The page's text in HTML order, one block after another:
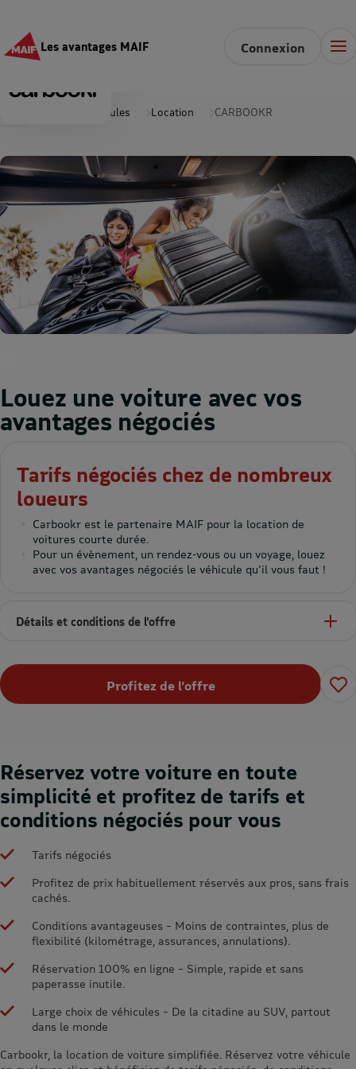
Les avantages MAIF Connexion
Véhicules Location CARBOOKR
Réservez votre voiture en toute
simplicité et profitez de tarifs et
conditions négociés pour vous
Tarifs négociés
Profitez de prix habituellement réservés aux pros, sans frais
cachés.
Conditions avantageuses – Moins de contraintes, plus de
flexibilité (kilométrage, assurances, annulations).
Réservation 100% en ligne – Simple, rapide et sans
paperasse inutile.
Large choix de véhicules – De la citadine au SUV, partout
dans le monde
Carbookr, la location de voiture simplifiée. Réservez votre véhicule
Louez une voiture avec vos
avantages négociés
Tarifs négociés chez de nombreux
loueurs
Carbookr est le partenaire MAIF pour la location de
voitures courte durée.
Pour un évènement, un rendez-vous ou un voyage, louez
avec vos avantages négociés le véhicule qu'il vous faut !
Détails et conditions de l’offre
Profitez de l’offre